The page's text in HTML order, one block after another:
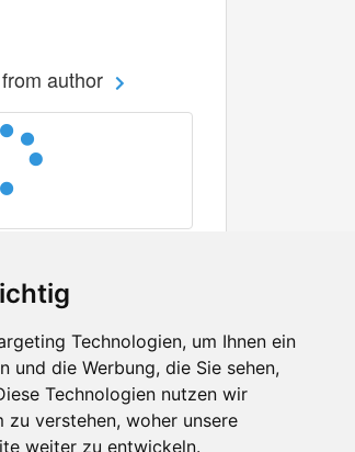
Technologien, um Ihnen ein
und die Werbung, die Sie sehen,
Technologien nutzen wir
zu verstehen, woher unsere
weiter zu entwickeln.
author